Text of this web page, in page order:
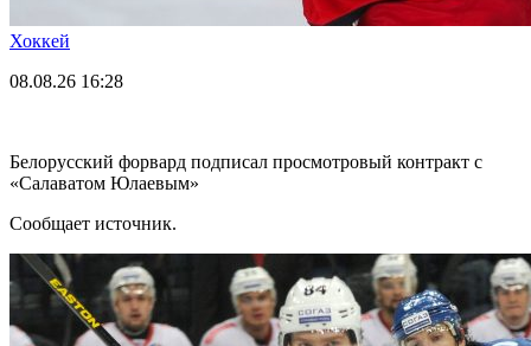
Хоккей
08.08.26 16:28
Белорусский форвард подписал просмотровый контракт с
«Салаватом Юлаевым»
Сообщает источник.